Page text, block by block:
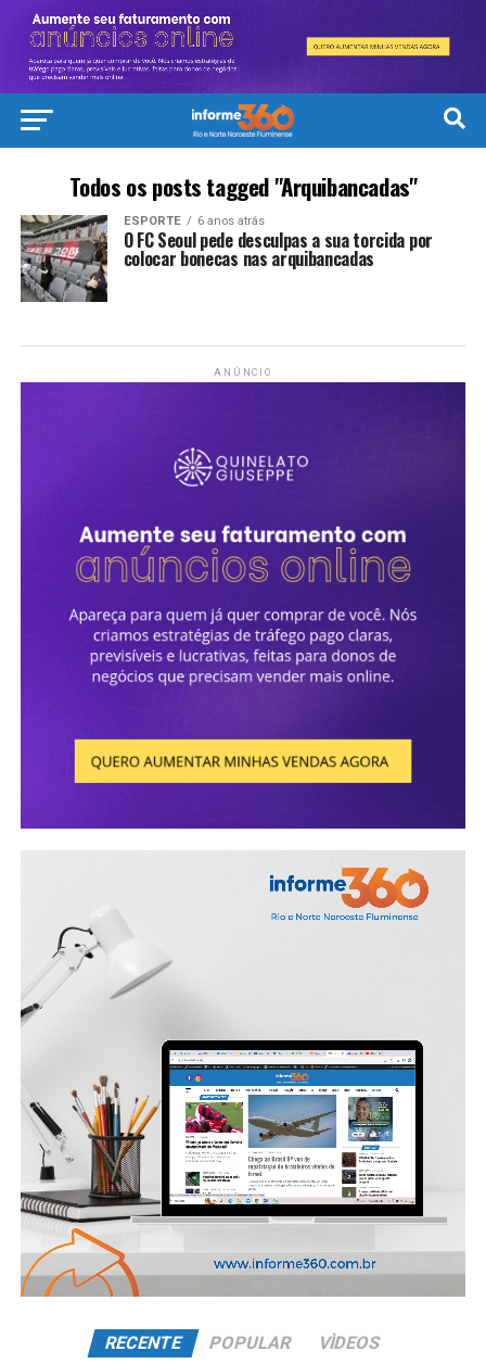
Todos os posts tagged "Arquibancadas"
ESPORTE 6 anos atrás
O FC Seoul pede desculpas a sua torcida por
colocar bonecas nas arquibancadas
ANÚNCIO
RECENTE POPULAR VÌDEOS